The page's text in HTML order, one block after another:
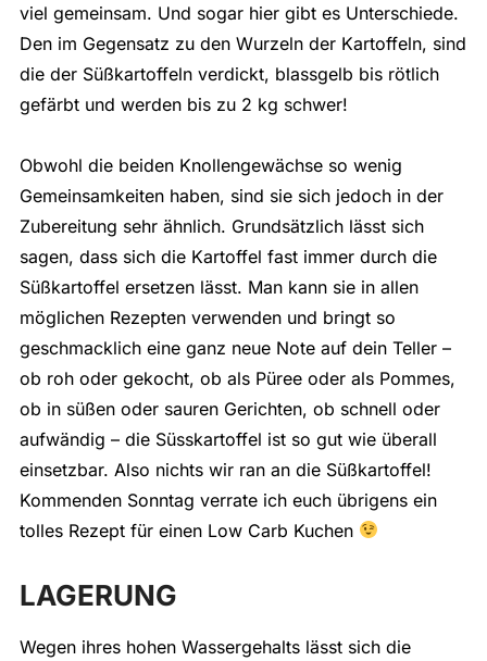
viel gemeinsam. Und sogar hier gibt es Unterschiede.
Den im Gegensatz zu den Wurzeln der Kartoffeln, sind
die der Süßkartoffeln verdickt, blassgelb bis rötlich
gefärbt und werden bis zu 2 kg schwer!
Obwohl die beiden Knollengewächse so wenig
Gemeinsamkeiten haben, sind sie sich jedoch in der
Zubereitung sehr ähnlich. Grundsätzlich lässt sich
sagen, dass sich die Kartoffel fast immer durch die
Süßkartoffel ersetzen lässt. Man kann sie in allen
möglichen Rezepten verwenden und bringt so
geschmacklich eine ganz neue Note auf dein Teller –
ob roh oder gekocht, ob als Püree oder als Pommes,
ob in süßen oder sauren Gerichten, ob schnell oder
aufwändig – die Süsskartoffel ist so gut wie überall
einsetzbar. Also nichts wir ran an die Süßkartoffel!
Kommenden Sonntag verrate ich euch übrigens ein
tolles Rezept für einen Low Carb Kuchen
LAGERUNG
Wegen ihres hohen Wassergehalts lässt sich die